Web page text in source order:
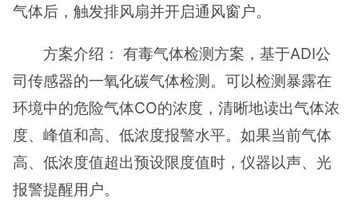
气体后，触发排风扇并开启通风窗户。
方案介绍： 有毒气体检测方案，基于ADI公
司传感器的一氧化碳气体检测。可以检测暴露在
环境中的危险气体CO的浓度，清晰地读出气体浓
度、峰值和高、低浓度报警水平。如果当前气体
高、低浓度值超出预设限度值时，仪器以声、光
报警提醒用户。